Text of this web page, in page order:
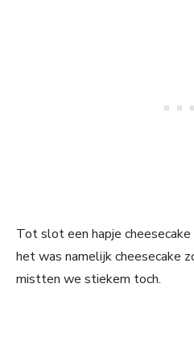
Tot slot een hapje cheesecake
het was namelijk cheesecake
mistten we stiekem toch.